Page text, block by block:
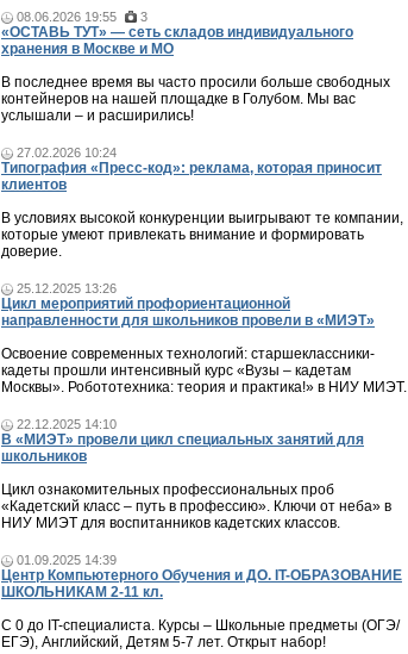
08.06.2026 19:55 3
«ОСТАВЬ ТУТ» — сеть складов индивидуального
хранения в Москве и МО
В последнее время вы часто просили больше свободных
контейнеров на нашей площадке в Голубом. Мы вас
услышали – и расширились!
27.02.2026 10:24
Типография «Пресс-код»: реклама, которая приносит
клиентов
В условиях высокой конкуренции выигрывают те компании,
которые умеют привлекать внимание и формировать
доверие.
25.12.2025 13:26
Цикл мероприятий профориентационной
направленности для школьников провели в «МИЭТ»
Освоение современных технологий: старшеклассники-
кадеты прошли интенсивный курс «Вузы – кадетам
Москвы». Робототехника: теория и практика!» в НИУ МИЭТ.
22.12.2025 14:10
В «МИЭТ» провели цикл специальных занятий для
школьников
Цикл ознакомительных профессиональных проб
«Кадетский класс – путь в профессию». Ключи от неба» в
НИУ МИЭТ для воспитанников кадетских классов.
01.09.2025 14:39
Центр Компьютерного Обучения и ДО. IT-ОБРАЗОВАНИЕ
ШКОЛЬНИКАМ 2-11 кл.
С 0 до IT-специалиста. Курсы – Школьные предметы (ОГЭ/
ЕГЭ), Английский, Детям 5-7 лет. Открыт набор!